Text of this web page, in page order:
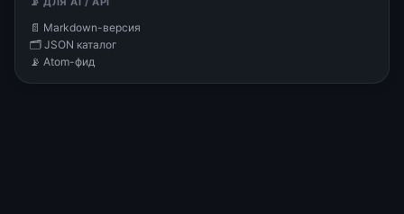
📄 Markdown-версия
🗂 JSON каталог
📡 Atom-фид